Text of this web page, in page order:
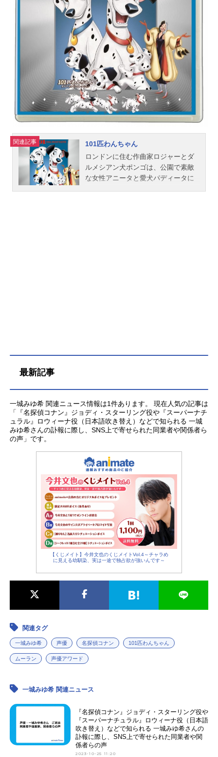
工藤有希子：島本須美妃英理：高島
雅羅目暮警部：茶風林高木刑事：高
木渉千葉和伸：千葉一伸白鳥任三
郎：井上和彦佐藤美和子：湯屋敦子
ジン：堀之紀ウォッカ：立木文彦
スタッフ原作：青山剛昌企画：諏訪
道彦チーフ・プロデューサー：松本
拓也 石山桂一プロデューサー：米
倉功人 寺島清晃アソシエイトプロ
デューサー：近藤秀峰監督：山本泰
一郎音楽：大野克夫キャラクター・
デザイン...
関連記事
101匹わんちゃん
ロンドンに住む作曲家ロジャーとダ
ルメシアン犬ポンゴは、公園で素敵
な女性アニータと愛犬パディータに
ンゴ：池水通洋パディータ：松金よ
ね子ロジャー：納谷六朗アニータ：
一城みゆ希クルエラ・ド・ビル：平
井道子ナニー：牧野和子ジャスパ
ー：熊倉一雄ホーレス：山田康雄ス
ソン監督：ウルフガング・ライザー
マン、ハミルトン・S・ラスク、クラ
イド・ジェロニミ原作：ドディー・
スミス脚本：ビル・ピートキャ...
最新記事
一城みゆ希 関連ニュース情報は1件あります。 現在人気の記事は
「『名探偵コナン』ジョディ・スターリング役や『スーパーナチ
ュラル』ロウィーナ役（日本語吹き替え）などで知られる 一城
みゆ希さんの訃報に際し、SNS上で寄せられた同業者や関係者ら
の声」です。
【くじメイト】今井文也のくじメイトVol.4～チャラめ
に見える幼馴染、実は一途で独占欲が強いんです～
関連タグ
一城みゆ希 声優 名探偵コナン 101匹わんちゃん
ムーラン 声優アワード
一城みゆ希 関連ニュース
『名探偵コナン』ジョディ・スターリング役や
『スーパーナチュラル』ロウィーナ役（日本語
吹き替え）などで知られる 一城みゆ希さんの
訃報に際し、SNS上で寄せられた同業者や関
係者らの声
2023-10-25 11:20